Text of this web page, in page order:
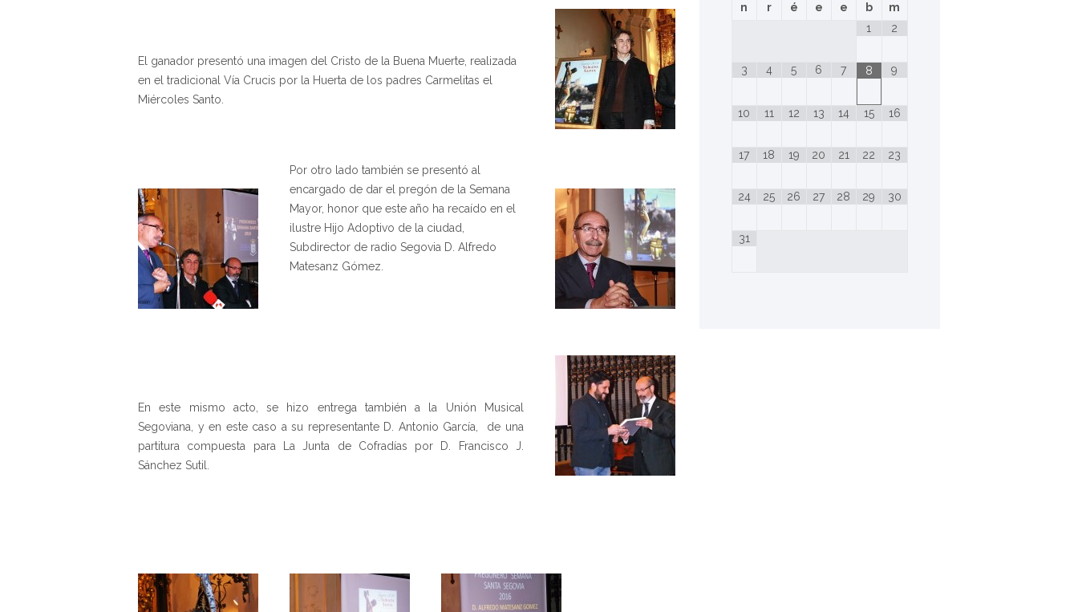
El ganador presentó una imagen del Cristo de la Buena Muerte, realizada
en el tradicional Vía Crucis por la Huerta de los padres Carmelitas el
Miércoles Santo.
Por otro lado también se presentó al
encargado de dar el pregón de la Semana
Mayor, honor que este año ha recaído en el
ilustre Hijo Adoptivo de la ciudad,
Subdirector de radio Segovia D. Alfredo
Matesanz Gómez.
En este mismo acto, se hizo entrega también a la Unión Musical
Segoviana, y en este caso a su representante D. Antonio García, de una
partitura compuesta para La Junta de Cofradías por D. Francisco J.
Sánchez Sutil.
n
r
é
e
e
b
m
1
2
3 4 5 6 7 8 9
10 11 12 13 14 15 16
17 18 19 20 21 22 23
24 25 26 27 28 29 30
31